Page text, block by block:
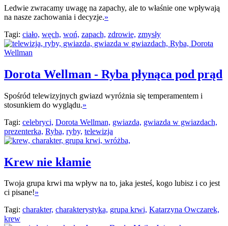
Ledwie zwracamy uwagę na zapachy, ale to właśnie one wpływają
na nasze zachowania i decyzje.»
Tagi: ciało, węch, woń, zapach, zdrowie, zmysły
Dorota Wellman - Ryba płynąca pod prąd
Spośród telewizyjnych gwiazd wyróżnia się temperamentem i
stosunkiem do wyglądu.»
Tagi: celebryci, Dorota Wellman, gwiazda, gwiazda w gwiazdach,
prezenterka, Ryba, ryby, telewizja
Krew nie kłamie
Twoja grupa krwi ma wpływ na to, jaka jesteś, kogo lubisz i co jest
ci pisane!»
Tagi: charakter, charakterystyka, grupa krwi, Katarzyna Owczarek,
krew